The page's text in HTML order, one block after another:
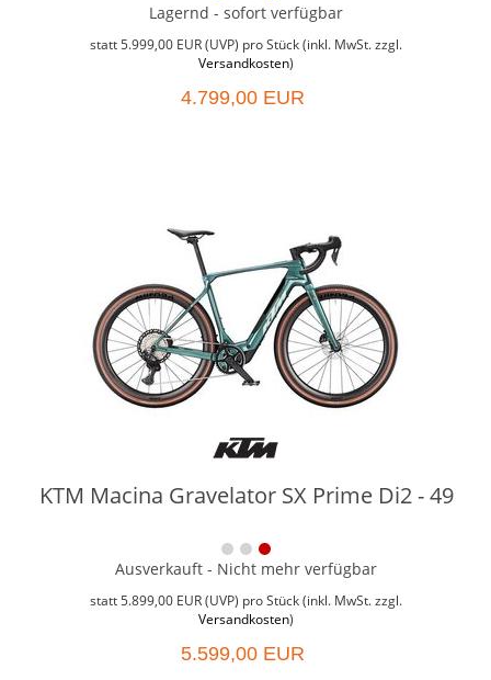
Lagernd - sofort verfügbar
statt 5.999,00 EUR(UVP) pro Stück (inkl. MwSt. zzgl.
Versandkosten)
4.799,00 EUR
KTM Macina Gravelator SX Prime Di2 - 49
Ausverkauft - Nicht mehr verfügbar
statt 5.899,00 EUR(UVP) pro Stück (inkl. MwSt. zzgl.
Versandkosten)
5.599,00 EUR